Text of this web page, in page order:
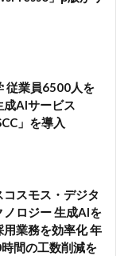
従業員6500人を
成AIサービス
」を導入
コスモス・デジタ
ノロジー 生成AIを
用業務を効率化 年
間の工数削減を